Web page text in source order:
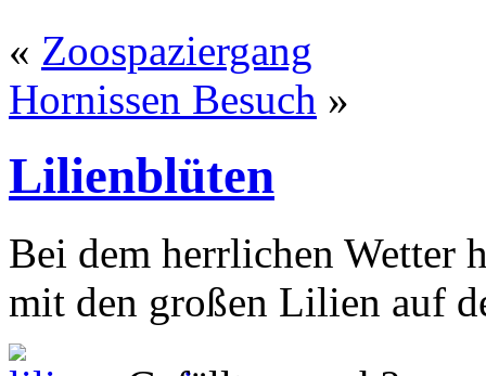
« Zoospaziergang
Hornissen Besuch »
Lilienblüten
Bei dem herrlichen Wetter
mit den großen Lilien auf